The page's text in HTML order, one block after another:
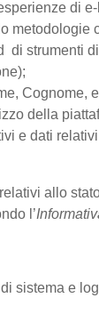
di
di strumenti
della
e dati
allo
l’
sistema e